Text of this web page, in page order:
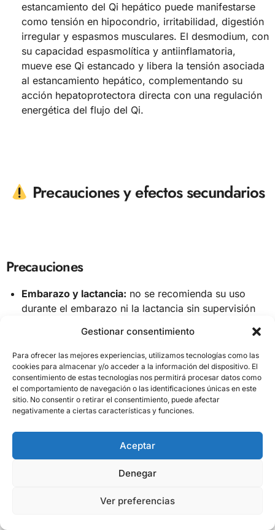
Gestionar consentimiento
Para ofrecer las mejores experiencias, utilizamos tecnologías como las
cookies para almacenar y/o acceder a la información del dispositivo. El
consentimiento de estas tecnologías nos permitirá procesar datos como
el comportamiento de navegación o las identificaciones únicas en este
sitio. No consentir o retirar el consentimiento, puede afectar
negativamente a ciertas características y funciones.
Aceptar
Denegar
Ver preferencias
estancamiento del Qi hepático puede manifestarse
como tensión en hipocondrio, irritabilidad, digestión
irregular y espasmos musculares. El desmodium, con
su capacidad espasmolítica y antiinflamatoria,
mueve ese Qi estancado y libera la tensión asociada
al estancamiento hepático, complementando su
acción hepatoprotectora directa con una regulación
energética del flujo del Qi.
Precauciones y efectos secundarios
Precauciones
Embarazo y lactancia: no se recomienda su uso
durante el embarazo ni la lactancia sin supervisión
de estudios de seguridad en estas etapas.
Alergias a leguminosas (Fabaceae):las personas
alérgicas al polen de leguminosas, a la soja o al
cacahuete tienen mayor riesgo de presentar
reacciones alérgicas cruzadas con el desmodium.
Iniciar siempre con dosis bajas.
hipoglucemiante del D-pinitol puede potenciar el
aumentando el riesgo de hipoglucemia. Monitorizar
Trastornos psiquiátricos:el desmodium contiene